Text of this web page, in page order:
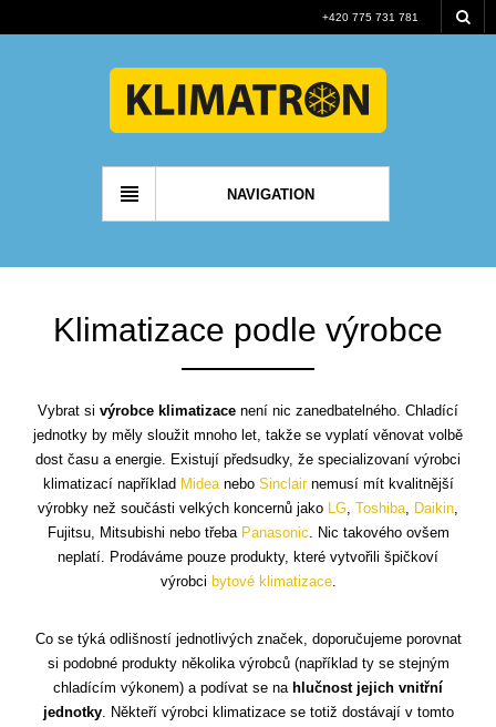
+420 775 731 781
NAVIGATION
Klimatizace podle výrobce
Vybrat si výrobce klimatizace není nic zanedbatelného. Chladící
jednotky by měly sloužit mnoho let, takže se vyplatí věnovat volbě
dost času a energie. Existují předsudky, že specializovaní výrobci
klimatizací například Mideanebo Sinclairnemusí mít kvalitnější
výrobky než součásti velkých koncernů jako LG, Toshiba, Daikin,
Fujitsu, Mitsubishi nebo třeba Panasonic. Nic takového ovšem
neplatí. Prodáváme pouze produkty, které vytvořili špičkoví
výrobci bytové klimatizace.
Co se týká odlišností jednotlivých značek, doporučujeme porovnat
si podobné produkty několika výrobců (například ty se stejným
chladícím výkonem) a podívat se nahlučnost jejich vnitřní
jednotky. Někteří výrobci klimatizace se totiž dostávají v tomto